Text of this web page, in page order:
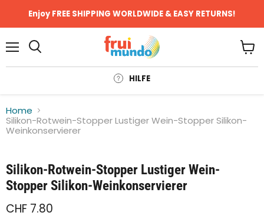
Enjoy FREE SHIPPING WORLDWIDE & EASY RETURNS!
HILFE
Home
Silikon-Rotwein-Stopper Lustiger Wein-Stopper Silikon-
Weinkonservierer
Silikon-Rotwein-Stopper Lustiger Wein-
Stopper Silikon-Weinkonservierer
CHF 7.80